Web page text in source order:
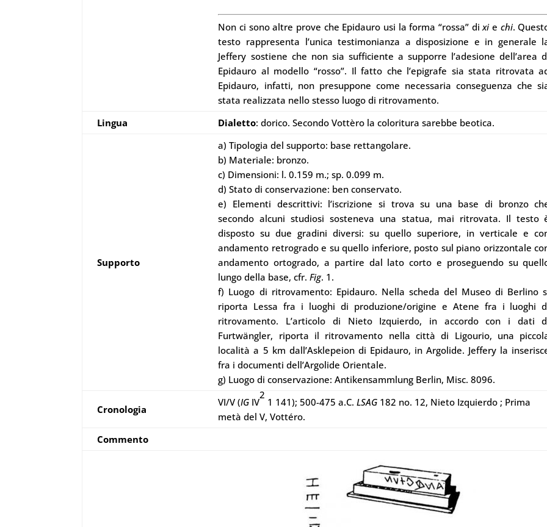
Non ci sono altre prove che Epidauro usi la forma “rossa” dixi e chi.
testo rappresenta l’unica testimonianza a disposizione e in generale
Jeffery sostiene che non sia sufficiente a supporre l’adesione dell’area
Epidauro al modello “rosso”. Il fatto che l’epigrafe sia stata ritrovata
Epidauro, infatti, non presuppone come necessaria conseguenza che
stata realizzata nello stesso luogo di ritrovamento.
Lingua
Dialetto: dorico. Secondo Vottèro la coloritura sarebbe beotica.
Supporto
a) Tipologia del supporto: base rettangolare.
b) Materiale: bronzo.
c) Dimensioni: l. 0.159 m.; sp. 0.099 m.
d) Stato di conservazione: ben conservato.
e) Elementi descrittivi: l’iscrizione si trova su una base di bronzo
secondo alcuni studiosi sosteneva una statua, mai ritrovata. Il testo
disposto su due gradini diversi: su quello superiore, in verticale e
andamento retrogrado e su quello inferiore, posto sul piano orizzontale
andamento ortogrado, a partire dal lato corto e proseguendo su
lungo della base, cfr.Fig. 1.
f) Luogo di ritrovamento: Epidauro. Nella scheda del Museo di Berlino
riporta Lessa fra i luoghi di produzione/origine e Atene fra i luoghi
ritrovamento. L’articolo di Nieto Izquierdo, in accordo con i dati
Furtwängler, riporta il ritrovamento nella città di Ligourio, una
località a 5 km dall’Asklepeion di Epidauro, in Argolide. Jeffery la
fra i documenti dell’Argolide Orientale.
g) Luogo di conservazione: Antikensammlung Berlin, Misc. 8096.
Cronologia
VI/V (IG IV
2
1 141); 500-475 a.C.LSAG 182 no. 12, Nieto Izquierdo ; Prima
metà del V, Vottéro.
Commento